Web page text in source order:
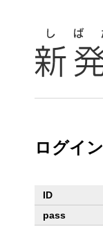
ログイン
ID
pass